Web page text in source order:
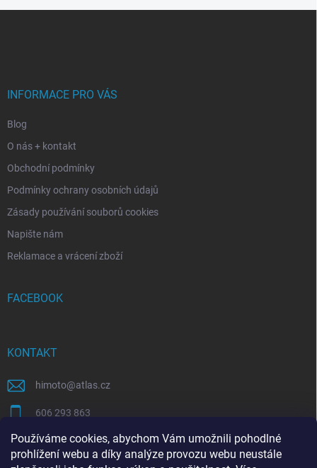
Používáme cookies, abychom Vám umožnili pohodlné
prohlížení webu a díky analýze provozu webu neustále
INFORMACE PRO VÁS
Blog
O nás + kontakt
Obchodní podmínky
Podmínky ochrany osobních údajů
Zásady používání souborů cookies
Napište nám
Reklamace a vrácení zboží
FACEBOOK
KONTAKT
himoto@atlas.cz
606 293 863
https://www.facebook.com/himotocz